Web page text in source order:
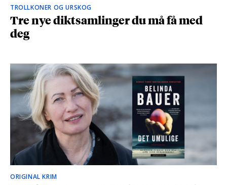
TROLLKONER OG URSKOG
Tre nye diktsamlinger du må få med
deg
ORIGINAL KRIM